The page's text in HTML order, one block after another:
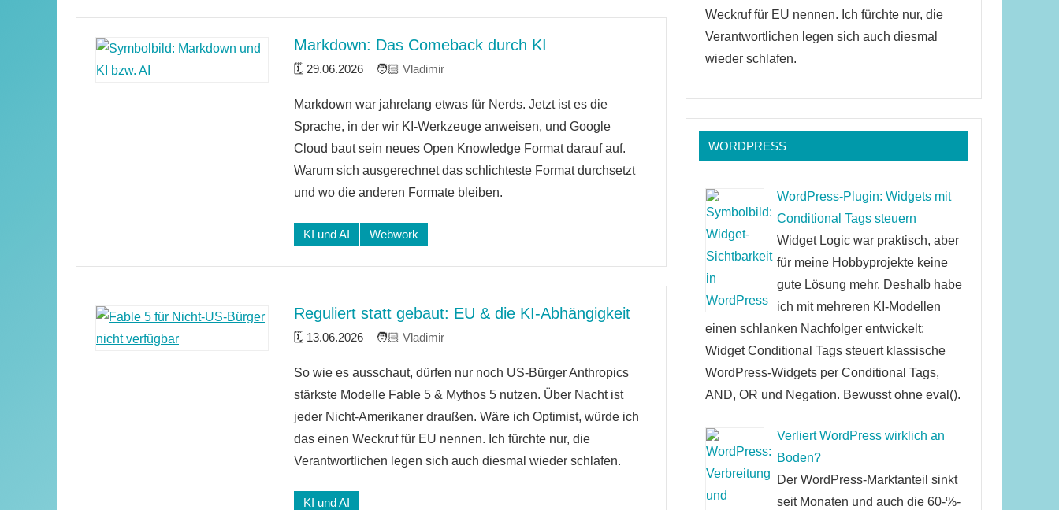
Markdown: Das Comeback durch KI
29.06.2026 Vladimir
4
Kommentare
Markdown war jahrelang etwas für Nerds. Jetzt ist es die
Sprache, in der wir KI-Werkzeuge anweisen, und Google
Cloud baut sein neues Open Knowledge Format darauf auf.
Warum sich ausgerechnet das schlichteste Format durchsetzt
und wo die anderen Formate bleiben.
KI und AI Webwork
Reguliert statt gebaut: EU & die KI-Abhängigkeit
13.06.2026 Vladimir
Keine
Kommentare
So wie es ausschaut, dürfen nur noch US-Bürger Anthropics
stärkste Modelle Fable 5 & Mythos 5 nutzen. Über Nacht ist
jeder Nicht-Amerikaner draußen. Wäre ich Optimist, würde ich
das einen Weckruf für EU nennen. Ich fürchte nur, die
Verantwortlichen legen sich auch diesmal wieder schlafen.
KI und AI
Weckruf für EU nennen. Ich fürchte nur, die
Verantwortlichen legen sich auch diesmal
wieder schlafen.
WORDPRESS
WordPress-Plugin: Widgets mit
Conditional Tags steuern
Widget Logic war praktisch, aber
für meine Hobbyprojekte keine
gute Lösung mehr. Deshalb habe
ich mit mehreren KI-Modellen
einen schlanken Nachfolger entwickelt:
Widget Conditional Tags steuert klassische
WordPress-Widgets per Conditional Tags,
AND, OR und Negation. Bewusst ohne eval().
Verliert WordPress wirklich an
Boden?
Der WordPress-Marktanteil sinkt
seit Monaten und auch die 60-%-